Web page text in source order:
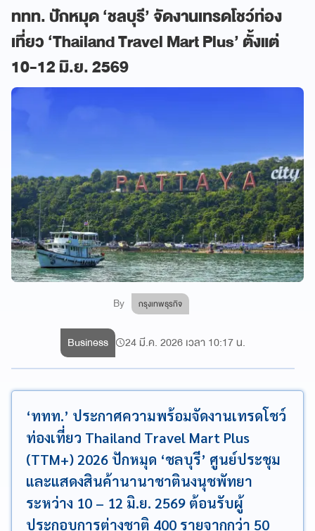
ททท. ปักหมุด ‘ชลบุรี’ จัดงานเทรดโชว์ท่อง
เที่ยว ‘Thailand Travel Mart Plus’ ตั้งแต่
10-12 มิ.ย. 2569
By กรุงเทพธุรกิจ
Business 24 มี.ค. 2026 เวลา 10:17 น.
‘ททท.’ ประกาศความพร้อมจัดงานเทรดโชว์
ท่องเที่ยว Thailand Travel Mart Plus
(TTM+) 2026 ปักหมุด ‘ชลบุรี’ ศูนย์ประชุม
และแสดงสินค้านานาชาตินงนุชพัทยา
ระหว่าง 10 – 12 มิ.ย. 2569 ต้อนรับผู้
ประกอบการต่างชาติ 400 รายจากกว่า 50